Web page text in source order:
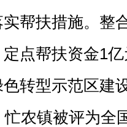
帮扶措施。整
点帮扶资金1
转型示范区建
农镇被评为全